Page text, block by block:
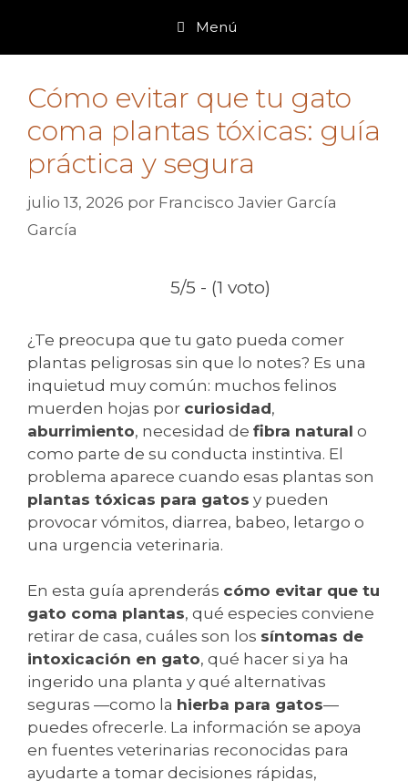
contenido
Menú
Cómo evitar que tu gato
coma plantas tóxicas: guía
práctica y segura
julio 13, 2026 por Francisco Javier García
García
5/5 - (1 voto)
¿Te preocupa que tu gato pueda comer
plantas peligrosas sin que lo notes? Es una
inquietud muy común: muchos felinos
muerden hojas por curiosidad,
aburrimiento, necesidad de fibra natural o
como parte de su conducta instintiva. El
problema aparece cuando esas plantas son
plantas tóxicas para gatos y pueden
provocar vómitos, diarrea, babeo, letargo o
una urgencia veterinaria.
En esta guía aprenderás cómo evitar que tu
gato coma plantas, qué especies conviene
retirar de casa, cuáles son los síntomas de
intoxicación en gato, qué hacer si ya ha
ingerido una planta y qué alternativas
seguras —como la hierba para gatos—
puedes ofrecerle. La información se apoya
en fuentes veterinarias reconocidas para
ayudarte a tomar decisiones rápidas,